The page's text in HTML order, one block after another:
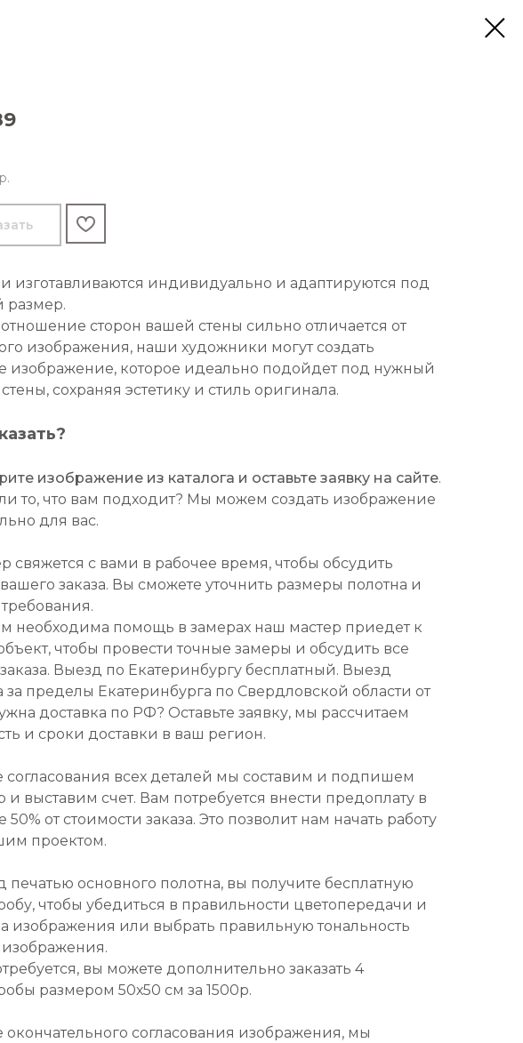
р.
изготавливаются индивидуально и адаптируются под
размер.
сторон вашей стены сильно отличается от
изображения, наши художники могут создать
изображение, которое идеально подойдет под нужный
сохраняя эстетику и стиль оригинала.
изображение из каталога и оставьте заявку на сайте.
то, что вам подходит? Мы можем создать изображение
для вас.
свяжется с вами в рабочее время, чтобы обсудить
заказа. Вы сможете уточнить размеры полотна и
необходима помощь в замерах наш мастер приедет к
чтобы провести точные замеры и обсудить все
Выезд по Екатеринбургу бесплатный. Выезд
за пределы Екатеринбурга по Свердловской области от
доставка по РФ? Оставьте заявку, мы рассчитаем
и сроки доставки в ваш регион.
согласования всех деталей мы составим и подпишем
и выставим счет. Вам потребуется внести предоплату в
50% от стоимости заказа. Это позволит нам начать работу
проектом.
печатью основного полотна, вы получите бесплатную
чтобы убедиться в правильности цветопередачи и
изображения или выбрать правильную тональность
вы можете дополнительно заказать 4
размером 50х50 см за 1500р.
окончательного согласования изображения, мы